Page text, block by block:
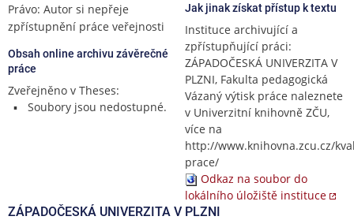
Právo: Autor si nepřeje
zpřístupnění práce veřejnosti
Obsah online archivu závěrečné
práce
Zveřejněno v Theses:
Soubory jsou nedostupné.
Jak jinak získat přístup k textu
Instituce archivující a
zpřístupňující práci:
ZÁPADOČESKÁ UNIVERZITA V
PLZNI, Fakulta pedagogická
Vázaný výtisk práce naleznete
v Univerzitní knihovně ZČU,
více na
http://www.knihovna.zcu.cz/
prace/
Odkaz na soubor do
lokálního úložiště instituce
ZÁPADOČESKÁ UNIVERZITA V PLZNI